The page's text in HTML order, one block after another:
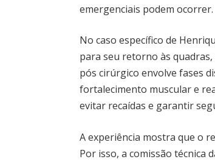
emergenciais podem ocorrer.
No caso específico de
para seu retorno às
pós cirúrgico envolve fases
fortalecimento muscular e
evitar recaídas e garantir
A experiência mostra que o
Por isso, a comissão técnica